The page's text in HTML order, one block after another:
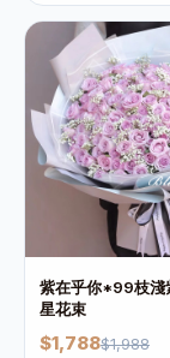
紫在乎你*99枝淺
星花束
$1,788$1,988